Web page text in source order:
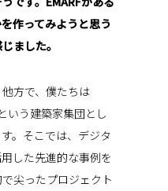
作ってみようと思う
ました。
方で、僕たちは
という建築家集団とし
。そこでは、デジタ
した先進的な事例を
尖ったプロジェクト